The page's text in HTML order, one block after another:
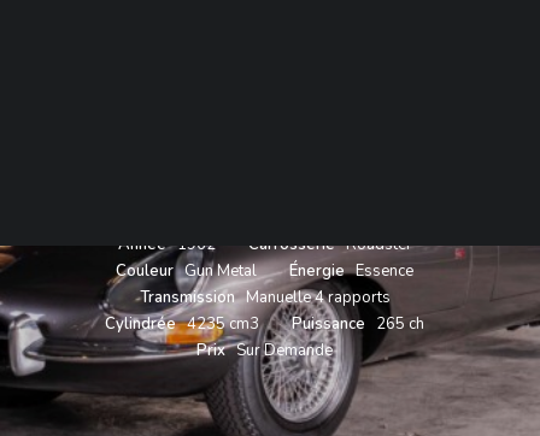
Année 1962 Carrosserie Roadster
Couleur Gun Metal Énergie Essence
Transmission Manuelle 4 rapports
Cylindrée 4235 cm3 Puissance
265 ch
Prix Sur Demande